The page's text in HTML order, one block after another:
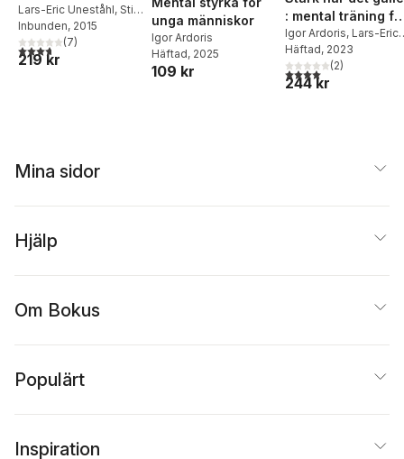
Lars-Eric Uneståhl, Stig
Wiklund,Johan Olsson
Sara Olsson
Inbunden, 2015
3,7utav 5 stjärnor. Totalt antal röster:
(7)
219 kr
unga människor
Igor Ardoris
Häftad, 2025
109 kr
: mental träning
extrema
Igor Ardoris, Lars-Eric
Uneståhl,Cornelius
Åxman,Max Pålsson
Åke Centervärn
Häftad, 2023
4,0utav 5 stjärnor.
(2)
244 kr
Mina sidor
Hjälp
Om Bokus
Populärt
Inspiration